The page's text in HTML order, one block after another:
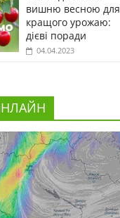
вишню весною для
кращого урожаю:
дієві поради
04.04.2023